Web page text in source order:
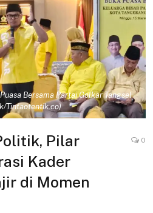
Bersama Partai Golkar Tangsel
Tintaotentik.co)
Pilar
Kader
di Momen
0